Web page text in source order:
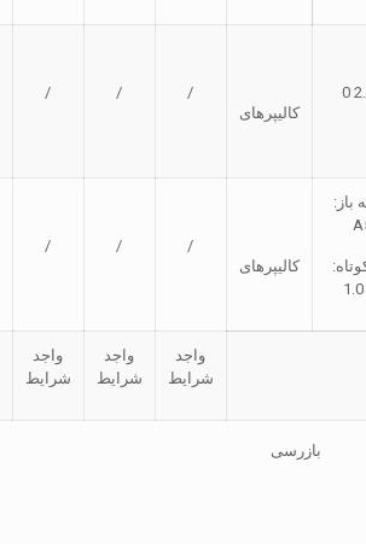
کالیپرهای
/
/
/
باز:
کالیپرهای
/
/
/
واجد
شرایط
واجد
شرایط
واجد
شرایط
بازرسی